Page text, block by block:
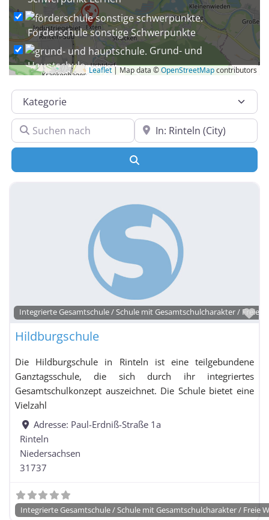
Leaflet | Map data ©OpenStreetMapcontributors
Förderschule sonstige Schwerpunkte
Grund- und
Hauptschule
Grund- und Realschule
Grund-, Haupt-
und Realschule
Gymnasium
Gymnasium mit Grundschul- und Realschulzweig
mit Grundschulzweig
Gymnasium mit Hauptschul- und Realschulzweig
Realschulzweig
Haupt- und Realschule
Hauptschule mit Förderschulklassen
Integrierte Gesamtschule / Schule mit
Gesamtschulcharakter / Freie Waldorfschule
Kategorie
Suchen nach In der Nähe
Integrierte Gesamtschule / Schule mit Gesamtschulcharakter / Freie
Hildburgschule
Die Hildburgschule in Rinteln ist eine teilgebundene
Ganztagsschule, die sich durch ihr integriertes
Gesamtschulkonzept auszeichnet. Die Schule bietet eine
Vielzahl
Adresse: Paul-Erdniß-Straße 1a
Rinteln
Niedersachsen
31737
Integrierte Gesamtschule / Schule mit Gesamtschulcharakter / Freie